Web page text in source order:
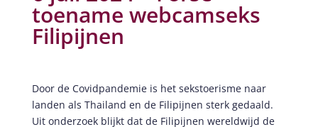
toename webcamseks
Filipijnen
Door de Covidpandemie is het sekstoerisme naar
landen als Thailand en de Filipijnen sterk gedaald.
Uit onderzoek blijkt dat de Filipijnen wereldwijd de